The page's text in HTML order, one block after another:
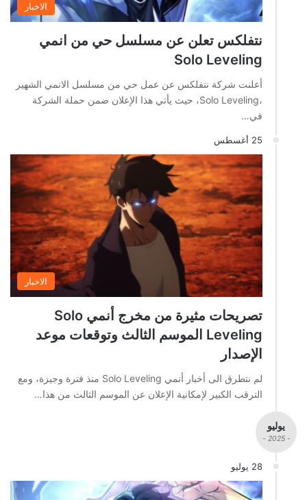
الاخبار
نتفلكس تعلن عن مسلسل حي من انمي
Solo Leveling
أعلنت شركة نتفلكس عن عمل حي من مسلسل الانمي الشهير
،Solo Leveling، حيث يأتي هذا الإعلان ضمن حملة الشركة
في…
25 أغسطس
الاخبار
تصريحات مثيرة من مخرج أنمي Solo
Leveling الموسم الثالث وتوقعات موعد
الإصدار
لم نتطرق الى أخبار أنمي Solo Leveling منذ فترة وجيزة، ومع
الترقب الكبير لإمكانية الإعلان عن الموسم الثالث من هذا…
يوليو
- 2025 -
28 يوليو